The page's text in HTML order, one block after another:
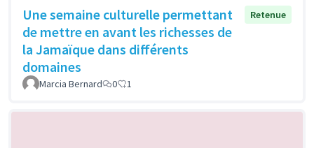
Une semaine culturelle permettant
de mettre en avant les richesses de
la Jamaïque dans différents
domaines
Retenue
Marcia Bernard 0 1